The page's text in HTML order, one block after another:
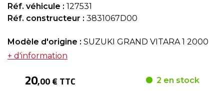
Réf. véhicule : 127531
Réf. constructeur : 3831067D00
Modèle d'origine : SUZUKI GRAND VITARA 1 2000
+ d'information
20,00 € TTC 2 en stock